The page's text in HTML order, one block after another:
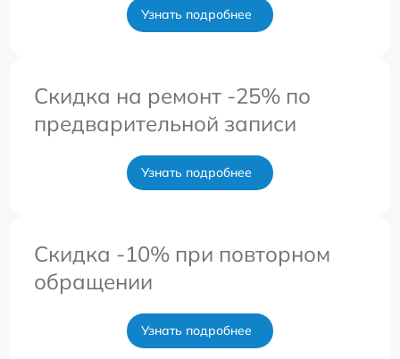
Узнать подробнее
Скидка на ремонт -25% по
предварительной записи
Узнать подробнее
Скидка -10% при повторном
обращении
Узнать подробнее